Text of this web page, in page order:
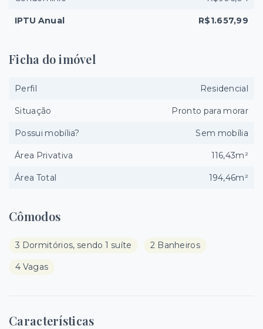
Cômodos
3 Dormitórios, sendo 1 suíte 2 Banheiros
4 Vagas
Características
IPTU Anual R$1.657,99
Ficha do imóvel
Perfil Residencial
Situação Pronto para morar
Possui mobília? Sem mobília
Área Privativa 116,43m²
Área Total 194,46m²